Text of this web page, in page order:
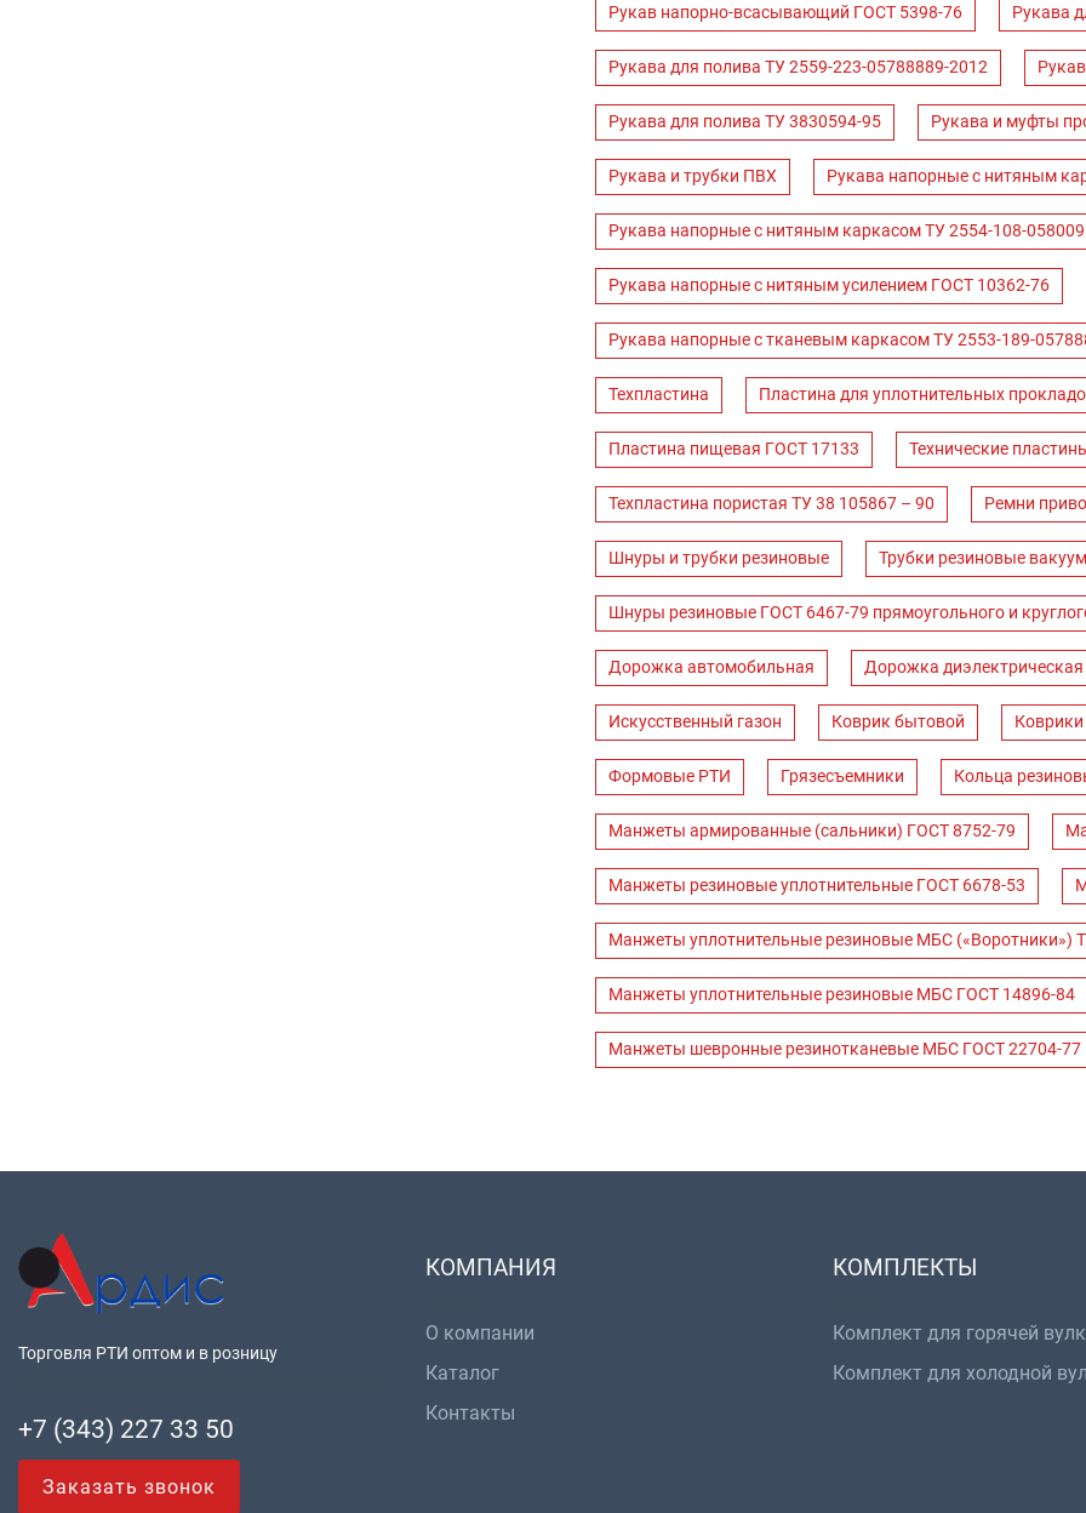
Рукав напорно-всасывающий ГОСТ 5398-76 Рукава
Рукава для полива ТУ 2559-223-05788889-2012
Рукава для полива ТУ 3830594-95 Рукава и муфты
Рукава и трубки ПВХ Рукава напорные с нитяным
Рукава напорные с нитяным каркасом ТУ 2554-108-
Рукава напорные с нитяным усилением ГОСТ 10362-76
Рукава напорные с тканевым каркасом ТУ 2553-189-
Техпластина Пластина для уплотнительных
Пластина пищевая ГОСТ 17133 Технические
Техпластина пористая ТУ 38 105867 – 90 Ремни
Шнуры и трубки резиновые Трубки резиновые
Шнуры резиновые ГОСТ 6467-79 прямоугольного и
Дорожка автомобильная Дорожка диэлектрическая
Искусственный газон Коврик бытовой Коврики
Формовые РТИ Грязесъемники Кольца
Манжеты армированные (сальники) ГОСТ 8752-79
Манжеты резиновые уплотнительные ГОСТ 6678-53
Манжеты уплотнительные резиновые МБС («Воротники»)
Манжеты уплотнительные резиновые МБС ГОСТ 14896-84
Манжеты шевронные резинотканевые МБС ГОСТ 22704-77
Торговля РТИ оптом и в розницу
+7 (343) 227 33 50
Заказать звонок
КОМПАНИЯ
О компании
Каталог
Контакты
КОМПЛЕКТЫ
Комплект для горячей
Комплект для холодной